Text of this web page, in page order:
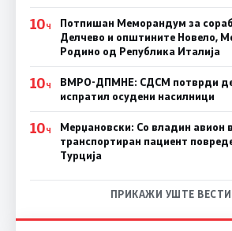
10Ч
Потпишан Меморандум за
Делчево и општините Новело,
Родино од Република Италија
10Ч
ВМРО-ДПМНЕ: СДСM потврди
испратил осудени насилници
10Ч
Мерџановски: Со владин авион
транспортиран пациент
Турција
ПРИКАЖИ УШТЕ